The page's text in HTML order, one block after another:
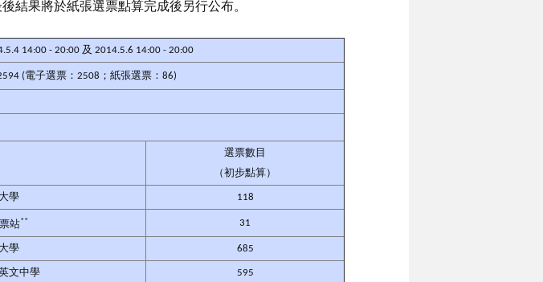
結果將於紙張選票點算完成後另行公布。
14:00 - 20:00 及 2014.5.6 14:00 - 20:00
(電子選票：2508；紙張選票：86)
選票數目
（初步點算）
學 118
站** 31
學 685
文中學 595